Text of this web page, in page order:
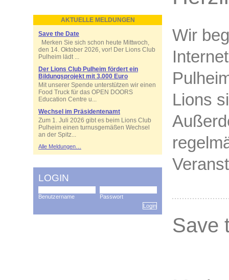
AKTUELLE MELDUNGEN
Save the Date
Merken Sie sich schon heute Mittwoch,
den 14. Oktober 2026, vor! Der Lions Club
Pulheim lädt ...
Der Lions Club Pulheim fördert ein
Bildungsprojekt mit 3.000 Euro
Mit unserer Spende unterstützen wir einen
Food Truck für das OPEN DOORS
Education Centre u...
Wechsel im Präsidentenamt
Zum 1. Juli 2026 gibt es beim Lions Club
Pulheim einen turnusgemäßen Wechsel
an der Spitz...
Alle Meldungen…
LOGIN
Benutzername
Passwort
Login
Wir
Lions
Save